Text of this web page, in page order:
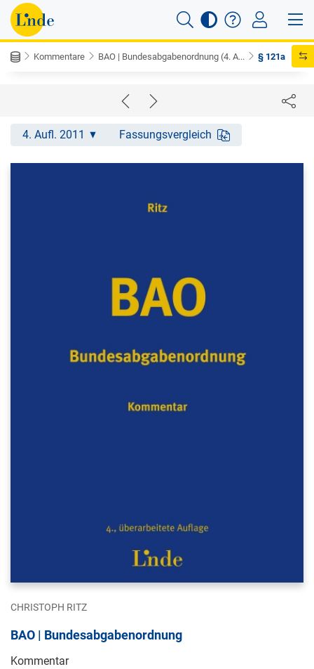
Kommentare BAO | Bundesabgabenordnung (4. A... § 121a
4. Aufl. 2011 Fassungsvergleich
CHRISTOPH RITZ
BAO | Bundesabgabenordnung
Kommentar